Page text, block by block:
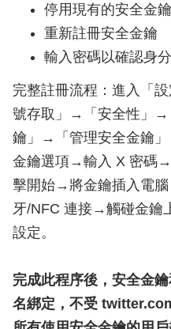
停用現有的安全金鑰
重新註冊安全金鑰
輸入密碼以確認身分
完整註冊流程：進入「
號存取」→「安全性」→
鑰」→「管理安全金鑰
金鑰選項→輸入 X 密碼
擊開始→將金鑰插入電
牙/NFC 連接→觸碰金鑰
設定。
完成此程序後，安全金
名綁定，不受